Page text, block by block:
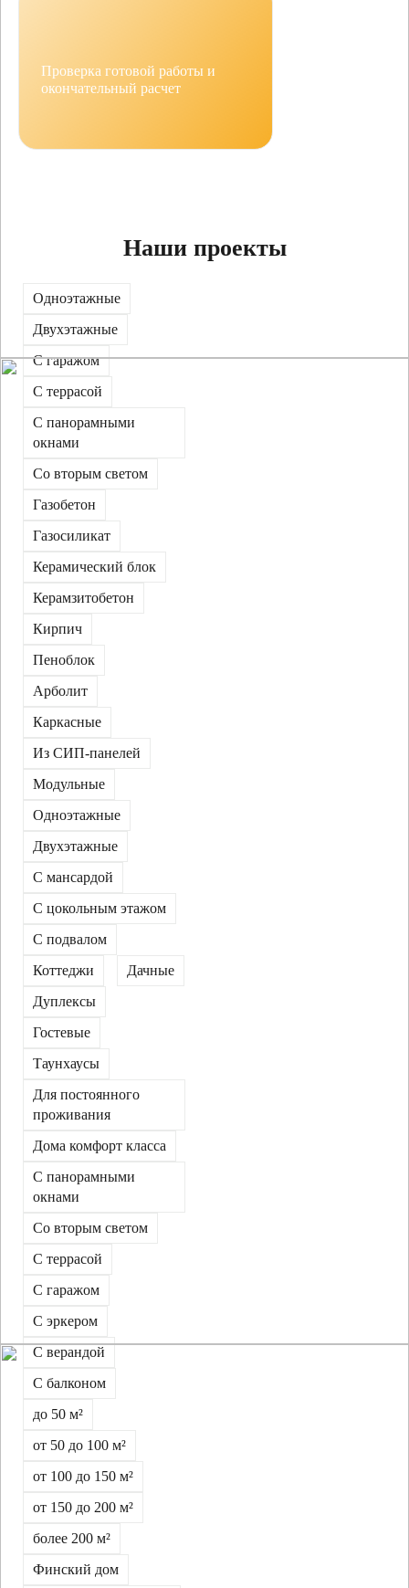
Проверка готовой работы и
окончательный расчет
Наши проекты
Одноэтажные
Двухэтажные
С гаражом
С террасой
С панорамными
окнами
Со вторым светом
Газобетон
Газосиликат
Керамический блок
Керамзитобетон
Кирпич
Пеноблок
Арболит
Каркасные
Из СИП-панелей
Модульные
Одноэтажные
Двухэтажные
С мансардой
C цокольным этажом
С подвалом
Коттеджи
Дачные
Дуплексы
Гостевые
Таунхаусы
Для постоянного
проживания
Дома комфорт класса
С панорамными
окнами
Со вторым светом
С террасой
С гаражом
С эркером
С верандой
С балконом
до 50 м²
от 50 до 100 м²
от 100 до 150 м²
от 150 до 200 м²
более 200 м²
Финский дом